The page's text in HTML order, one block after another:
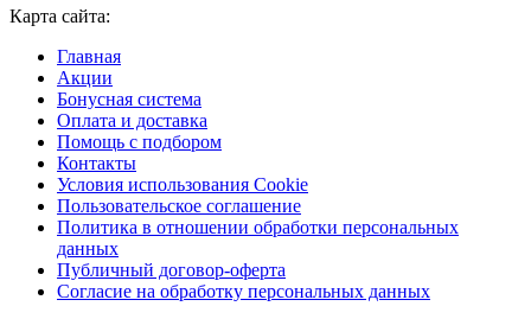
Карта сайта:
Главная
Акции
Бонусная система
Оплата и доставка
Помощь с подбором
Контакты
Условия использования Cookie
Пользовательское соглашение
Политика в отношении обработки персональных
данных
Публичный договор-оферта
Согласие на обработку персональных данных